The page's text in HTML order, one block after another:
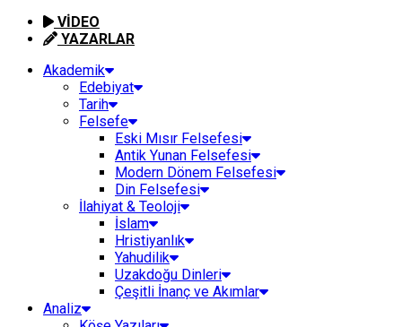
VİDEO
YAZARLAR
Akademik
Edebiyat
Tarih
Felsefe
Eski Mısır Felsefesi
Antik Yunan Felsefesi
Modern Dönem Felsefesi
Din Felsefesi
İlahiyat & Teoloji
İslam
Hristiyanlık
Yahudilik
Uzakdoğu Dinleri
Çeşitli İnanç ve Akımlar
Analiz